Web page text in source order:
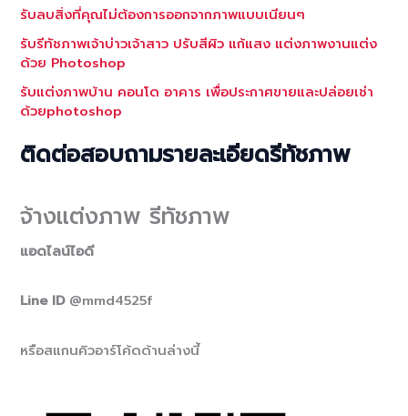
รับลบสิ่งที่คุณไม่ต้องการออกจากภาพแบบเนียนๆ
รับรีทัชภาพเจ้าบ่าวเจ้าสาว ปรับสีผิว แก้แสง แต่งภาพงานแต่ง
ด้วย Photoshop
รับแต่งภาพบ้าน คอนโด อาคาร เพื่อประกาศขายและปล่อยเช่า
ด้วยphotoshop
ติดต่อสอบถามรายละเอียดรีทัชภาพ
จ้างแต่งภาพ รีทัชภาพ
แอดไลน์ไอดี
Line ID @mmd4525f
หรือสแกนคิวอาร์โค้ดด้านล่างนี้